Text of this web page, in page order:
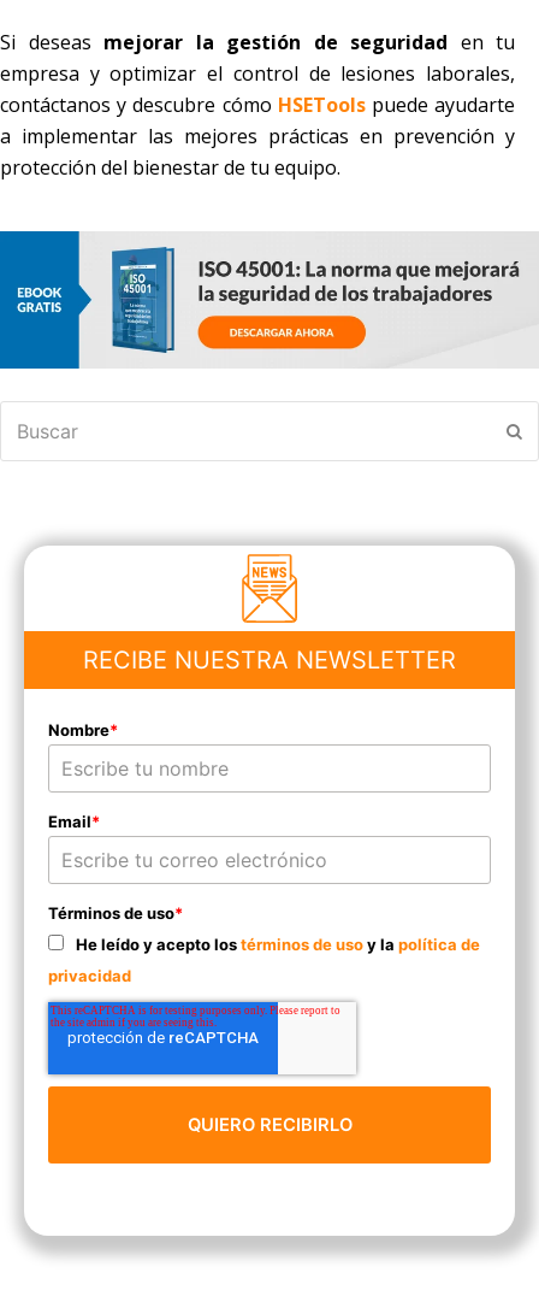
Si deseas mejorar la gestión de seguridad en tu
empresa y optimizar el control de lesiones laborales,
contáctanos y descubre cómo HSEToolspuede ayudarte
a implementar las mejores prácticas en prevención y
protección del bienestar de tu equipo.
RECIBE NUESTRA NEWSLETTER
Nombre*
Email*
Términos de uso*
He leído y acepto lostérminos de usoy la política de
privacidad